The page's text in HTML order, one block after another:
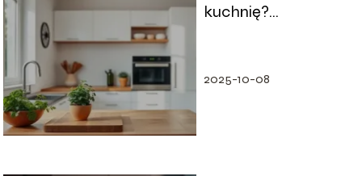
kuchnię?
2025-10-08